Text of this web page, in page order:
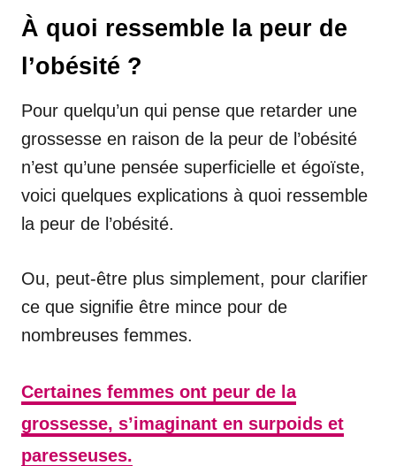
À quoi ressemble la peur de
l’obésité ?
Pour quelqu’un qui pense que retarder une
grossesse en raison de la peur de l’obésité
n’est qu’une pensée superficielle et égoïste,
voici quelques explications à quoi ressemble
la peur de l’obésité.
Ou, peut-être plus simplement, pour clarifier
ce que signifie être mince pour de
nombreuses femmes.
Certaines femmes ont peur de la
grossesse, s’imaginant en surpoids et
paresseuses.